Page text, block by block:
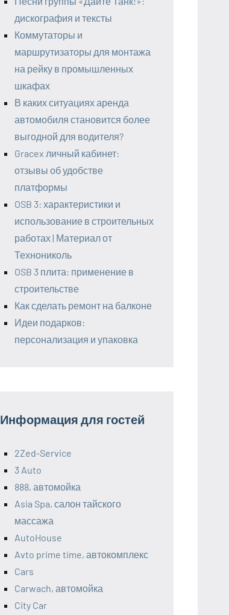
дискография и тексты
Коммутаторы и
маршрутизаторы для монтажа
на рейку в промышленных
шкафах
В каких ситуациях аренда
автомобиля становится более
выгодной для водителя?
Gracex личный кабинет:
отзывы об удобстве
платформы
OSB 3: характеристики и
использование в строительных
работах | Материал от
Технониколь
OSB 3 плита: применение в
строительстве
Как сделать ремонт на балконе
Идеи подарков:
персонализация и упаковка
Информация для гостей
2Zed-Service
3 Auto
888, автомойка
Asia Spa, салон тайского
массажа
AutoHouse
Avto prime time, автокомплекс
Cars
Carwach, автомойка
City Car